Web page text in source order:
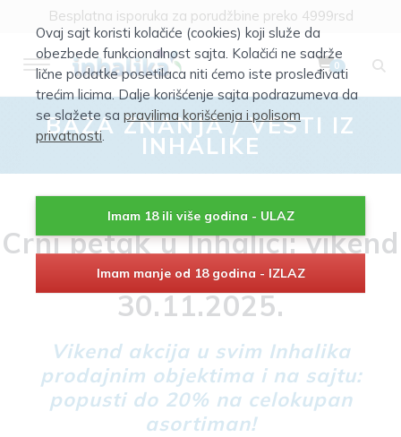
Besplatna isporuka za porudžbine preko 4999rsd
0
BAZA ZNANJA/VESTI IZ
INHALIKE
Crni petak u Inhalici: vikend
popusta od 28.11. do
30.11.2025.
Vikend akcija u svim Inhalika
prodajnim objektima i na sajtu:
popusti do 20% na celokupan
asortiman!
Ovaj sajt koristi kolačiće (cookies) koji služe da
obezbede funkcionalnost sajta. Kolačići ne sadrže
lične podatke posetilaca niti ćemo iste prosleđivati
trećim licima. Dalje korišćenje sajta podrazumeva da
se slažete sa pravilima korišćenja i polisom
privatnosti.
Imam 18 ili više godina - ULAZ
Imam manje od 18 godina - IZLAZ